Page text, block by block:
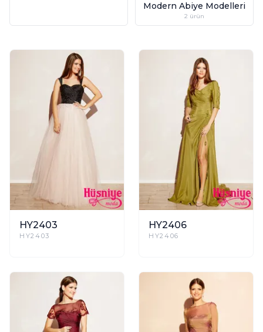
Modern Abiye Modelleri
2 ürün
HY2403
HY2403
HY2406
HY2406